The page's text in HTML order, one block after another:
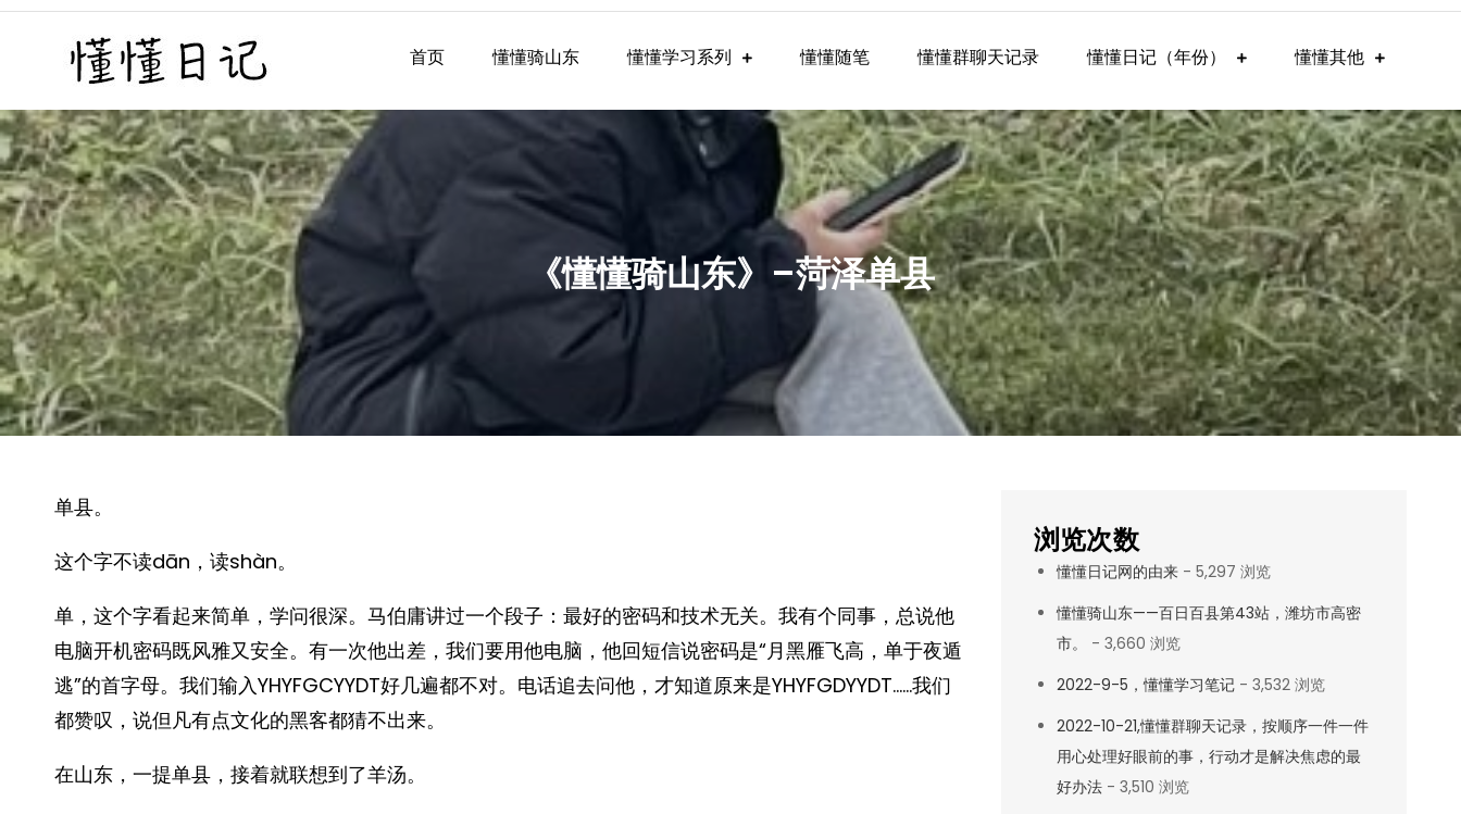
Skip
懂懂日记
懂懂日记网每天同步更新懂懂学习群内容
首页 懂懂骑山东 懂懂学习系列 懂懂随笔 懂懂群聊天记录 懂懂日记（年份） 懂懂其他
《懂懂骑山东》–菏泽单县
单县。
这个字不读dān，读shàn。
单，这个字看起来简单，学问很深。马伯庸讲过一个段子：最好的密码和技术无关。我有个同事，总说他
电脑开机密码既风雅又安全。有一次他出差，我们要用他电脑，他回短信说密码是“月黑雁飞高，单于夜遁
逃”的首字母。我们输入YHYFGCYYDT好几遍都不对。电话追去问他，才知道原来是YHYFGDYYDT……我们
都赞叹，说但凡有点文化的黑客都猜不出来。
在山东，一提单县，接着就联想到了羊汤。
浏览次数
懂懂日记网的由来- 5,297 浏览
懂懂骑山东——百日百县第43站，潍坊市高密
市。
- 3,660 浏览
2022-9-5，懂懂学习笔记- 3,532 浏览
2022-10-21,懂懂群聊天记录，按顺序一件一件
用心处理好眼前的事，行动才是解决焦虑的最
好办法- 3,510 浏览